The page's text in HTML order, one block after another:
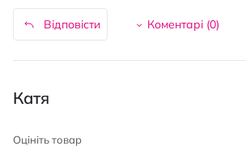
Відповісти Коментарі (0)
Катя
Оцініть товар